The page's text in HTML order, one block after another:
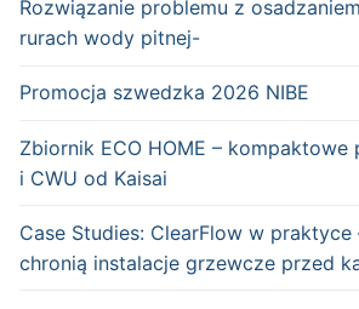
Rozwiązanie problemu z
rurach wody pitnej-
Promocja szwedzka 2026 NIBE
Zbiornik ECO HOME – kompaktowe
i CWU od Kaisai
Case Studies: ClearFlow w praktyce
chronią instalacje grzewcze przed